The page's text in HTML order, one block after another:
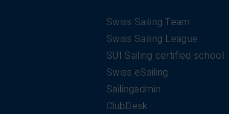
Swiss Sailing Team
Swiss Sailing League
SUI Sailing certified school
Swiss eSailing
Sailingadmin
ClubDesk